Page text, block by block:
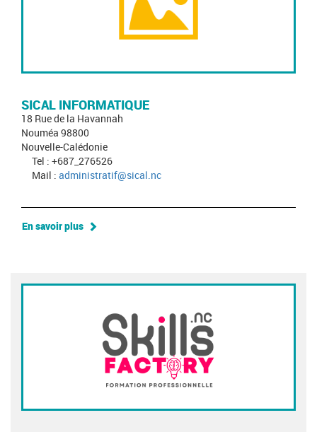
SICAL INFORMATIQUE
18 Rue de la Havannah
Nouméa 98800
Nouvelle-Calédonie
Tel : +687_276526
Mail : administratif@sical.nc
En savoir plus